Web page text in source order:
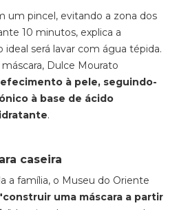
um pincel, evitando a zona dos
10 minutos, explica a
ideal será lavar com água tépida.
Dulce Mourato
à pele, seguindo-
à base de ácido
.
caseira
a família, o Museu do Oriente
uma máscara a partir